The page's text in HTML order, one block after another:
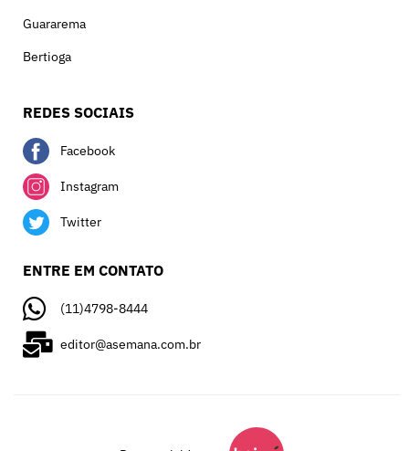
Guararema
Bertioga
REDES SOCIAIS
Facebook
Instagram
Twitter
ENTRE EM CONTATO
(11)4798-8444
editor@asemana.com.br